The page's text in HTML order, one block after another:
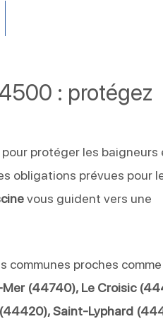
: protégez
protéger les baigneurs
obligations prévues pour
vous guident vers une
communes proches comme
(44740), Le Croisic
Saint-Lyphard